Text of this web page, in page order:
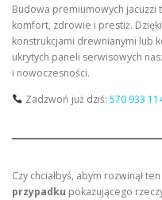
Budowa premiumowych jacuzzi
komfort, zdrowie i prestiż.
konstrukcjami drewnianymi lub
ukrytych paneli serwisowych
i nowoczesności.
Zadzwoń już dziś: 570 933
Czy chciałbyś, abym rozwinął
przypadku pokazującego